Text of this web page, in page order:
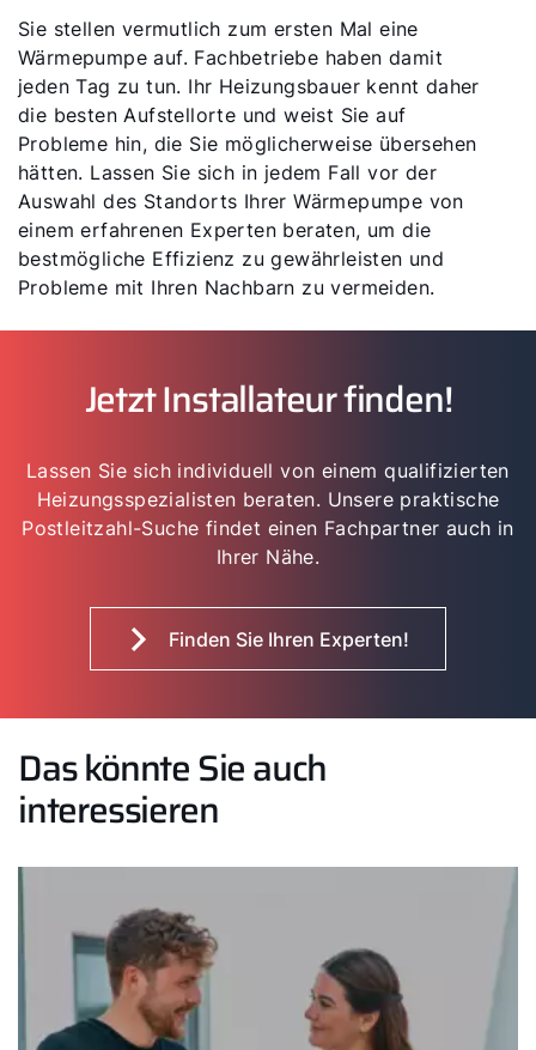
Sie stellen vermutlich zum ersten Mal eine
Wärmepumpe auf. Fachbetriebe haben damit
jeden Tag zu tun. Ihr Heizungsbauer kennt daher
die besten Aufstellorte und weist Sie auf
Probleme hin, die Sie möglicherweise übersehen
hätten. Lassen Sie sich in jedem Fall vor der
Auswahl des Standorts Ihrer Wärmepumpe von
einem erfahrenen Experten beraten, um die
bestmögliche Effizienz zu gewährleisten und
Probleme mit Ihren Nachbarn zu vermeiden.
Jetzt Installateur finden!
Lassen Sie sich individuell von einem qualifizierten
Heizungsspezialisten beraten. Unsere praktische
Postleitzahl-Suche findet einen Fachpartner auch in
Ihrer Nähe.
Finden Sie Ihren Experten!
Das könnte Sie auch
interessieren